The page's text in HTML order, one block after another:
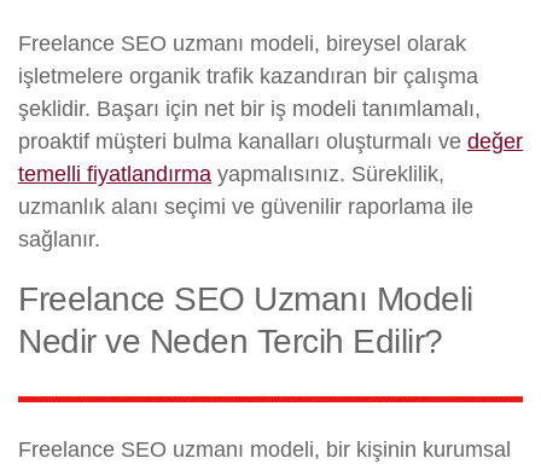
Freelance SEO uzmanı modeli, bireysel olarak
işletmelere organik trafik kazandıran bir çalışma
şeklidir. Başarı için net bir iş modeli tanımlamalı,
proaktif müşteri bulma kanalları oluşturmalı ve değer
temelli fiyatlandırma yapmalısınız. Süreklilik,
uzmanlık alanı seçimi ve güvenilir raporlama ile
sağlanır.
Freelance SEO Uzmanı Modeli
Nedir ve Neden Tercih Edilir?
Freelance SEO uzmanı modeli, bir kişinin kurumsal